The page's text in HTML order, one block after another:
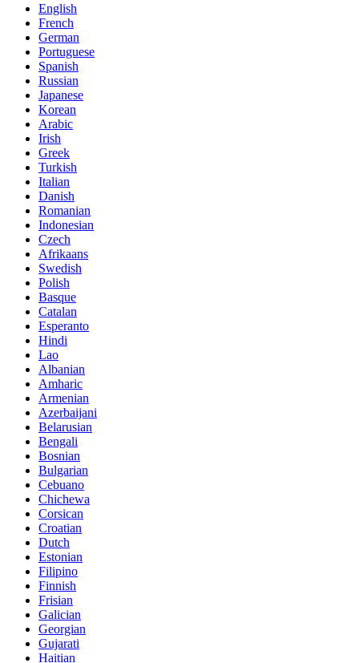
English
French
German
Portuguese
Spanish
Russian
Japanese
Korean
Arabic
Irish
Greek
Turkish
Italian
Danish
Romanian
Indonesian
Czech
Afrikaans
Swedish
Polish
Basque
Catalan
Esperanto
Hindi
Lao
Albanian
Amharic
Armenian
Azerbaijani
Belarusian
Bengali
Bosnian
Bulgarian
Cebuano
Chichewa
Corsican
Croatian
Dutch
Estonian
Filipino
Finnish
Frisian
Galician
Georgian
Gujarati
Haitian